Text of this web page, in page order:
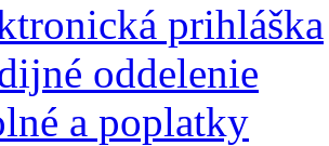
prihláška
oddelenie
a poplatky